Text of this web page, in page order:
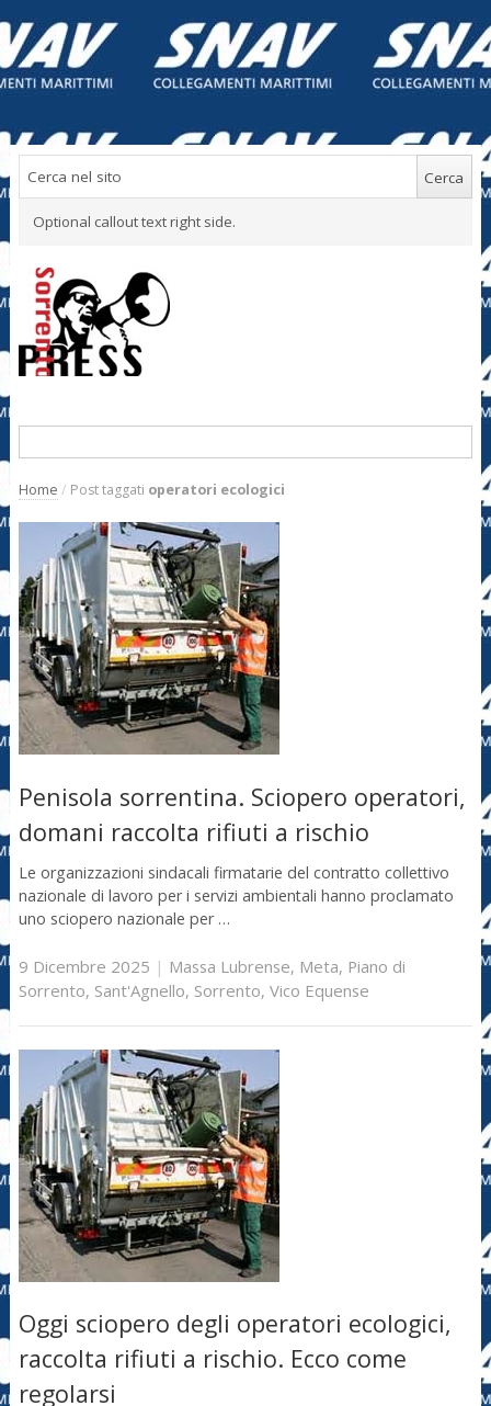
Optional callout text right side.
Home / Post taggati operatori ecologici
Penisola sorrentina. Sciopero operatori,
domani raccolta rifiuti a rischio
Le organizzazioni sindacali firmatarie del contratto collettivo
nazionale di lavoro per i servizi ambientali hanno proclamato
uno sciopero nazionale per …
9 Dicembre 2025 | Massa Lubrense, Meta, Piano di
Sorrento, Sant'Agnello, Sorrento, Vico Equense
Oggi sciopero degli operatori ecologici,
raccolta rifiuti a rischio. Ecco come
regolarsi